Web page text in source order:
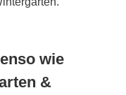
wie
&